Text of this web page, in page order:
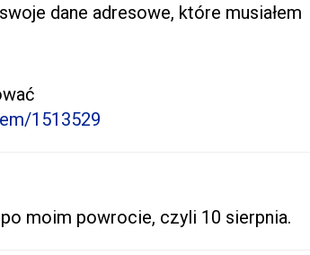
dane adresowe, które musiałem
1513529
moim powrocie, czyli 10 sierpnia.